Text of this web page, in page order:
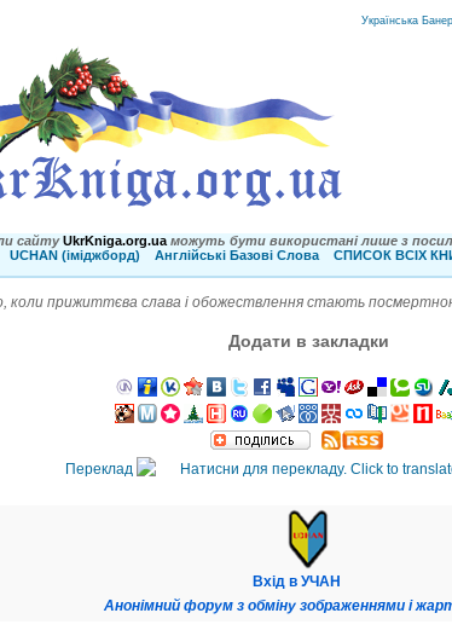
Українська
сайту UkrKniga.org.ua можуть бути використані лише з
UCHAN (іміджборд) Англійські Базові Слова СПИСОК ВСІХ
коли прижиттєва слава і обожествлення стають
Додати в закладки
Переклад
Вхід в УЧАН
Анонімний форум з обміну зображеннями і